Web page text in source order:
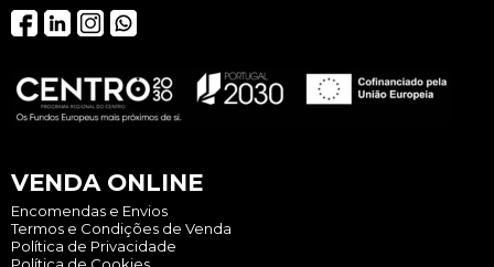
VENDA ONLINE
Encomendas e Envios
Termos e Condições de Venda
Política de Privacidade
Política de Cookies